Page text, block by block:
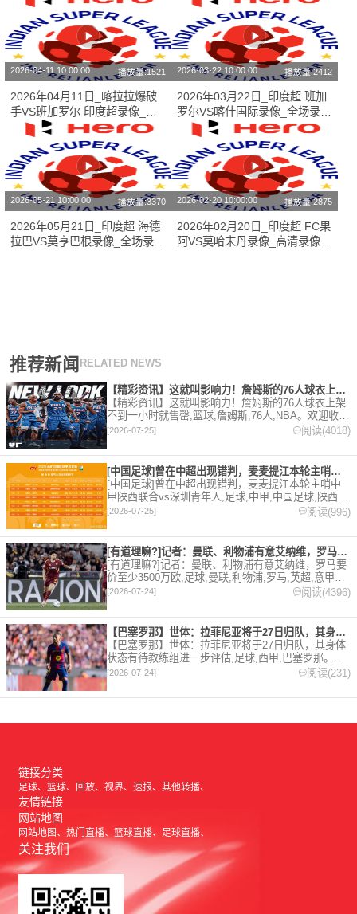
2026-04-11 10:00:00 播放量:1521
2026年04月11日_喀拉拉爆破
手VS班加罗尔 印度超录像_全
场录像【全场回放】
2026-03-22 10:00:00 播放量:2412
2026年03月22日_印度超 班加
罗尔VS喀什国际录像_全场录像
【高清回放】
2026-05-21 10:00:00 播放量:3370
2026年05月21日_印度超 海德
拉巴VS莫亨巴根录像_全场录像
2026-02-20 10:00:00 播放量:2875
2026年02月20日_印度超 FC果
阿VS莫哈末丹录像_高清录像
推荐新闻 RELATED NEWS
【精彩资讯】这就叫影响力！詹姆斯的76人球衣上架不到一小时就
【精彩资讯】这就叫影响力！詹姆斯的76人球衣上架
不到一小时就售罄,篮球,詹姆斯,76人,NBA。欢迎收藏
本站，24小时为你更新最新的足球，篮球体育资讯。
[2026-07-25] 阅读(4018)
[中国足球]曾在中超出现错判，麦麦提江本轮主哨中甲陕西联合v
[中国足球]曾在中超出现错判，麦麦提江本轮主哨中
甲陕西联合vs深圳青年人,足球,中甲,中国足球,陕西联
合,深圳青年人,中超。欢迎收藏本站，24小时为你更
[2026-07-25] 阅读(996)
[有道理嘛?]记者：曼联、利物浦有意艾纳维，罗马要价至少35
[有道理嘛?]记者：曼联、利物浦有意艾纳维，罗马要
价至少3500万欧,足球,曼联,利物浦,罗马,英超,意甲。
欢迎收藏本站，24小时为你更新最新的足球，篮球体
育资讯。
[2026-07-24] 阅读(4396)
【巴塞罗那】世体：拉菲尼亚将于27日归队，其身体状态有待教练
【巴塞罗那】世体：拉菲尼亚将于27日归队，其身体
状态有待教练组进一步评估,足球,西甲,巴塞罗那。欢
迎收藏本站，24小时为你更新最新的足球，篮球体育
资讯。
[2026-07-24] 阅读(231)
链接分类
足球 篮球 回放 视界 速报 其他转播
友情链接
网站地图
网站地图 热门直播 篮球直播 足球直播
关注我们